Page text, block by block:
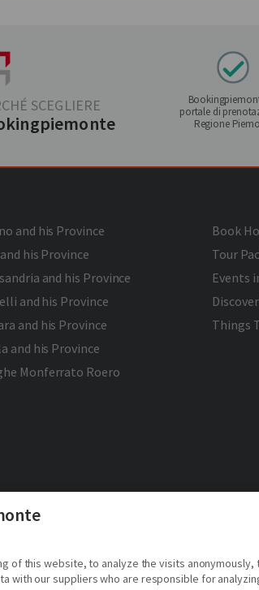
SCEGLIERE
portale di
Regione
and his Province
his Province
and his Province
and his Province
and his Province
and his Province
Monferrato Roero
Book
Tour
Events
Things
Via
of this website, to analyze the visits
with our suppliers who are responsible for